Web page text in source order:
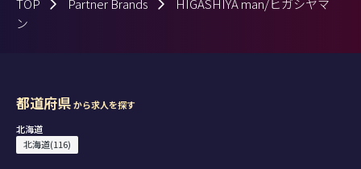
ン
都道府県から求人を探す
北海道
北海道(116)